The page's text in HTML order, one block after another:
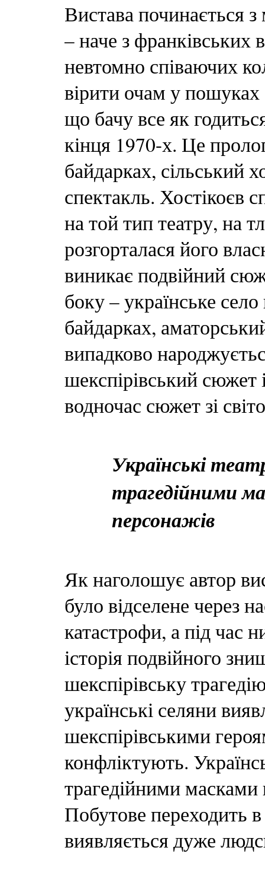
Вистава починається
– наче з франківських
невтомно співаючих
вірити очам у пошуках
що бачу все як
кінця 1970-х. Це
байдарках, сільський
спектакль. Хостікоєв
на той тип театру, на
розгорталася його
виникає подвійний
боку – українське
байдарках,
випадково
шекспірівський сюжет
водночас сюжет зі
Українські
трагедійними
персонажів
Як наголошує автор
було відселене через
катастрофи, а під час
історія подвійного
шекспірівську
українські селяни
шекспірівськими
конфліктують.
трагедійними масками
Побутове переходить
виявляється дуже